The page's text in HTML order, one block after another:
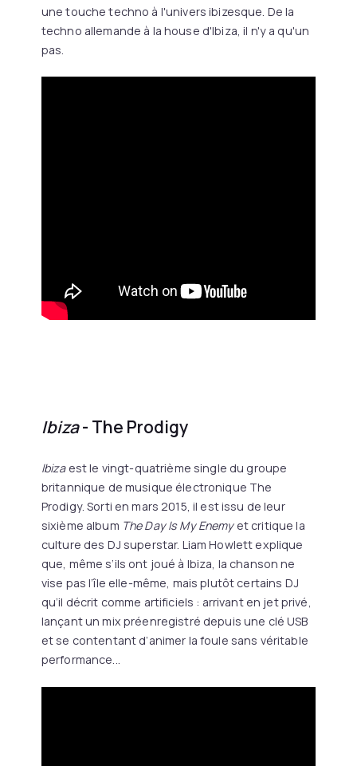
une touche techno à l'univers ibizesque. De la
techno allemande à la house d'Ibiza, il n'y a qu'un
pas.
Ibiza- The Prodigy
Ibiza est le vingt-quatrième single du groupe
britannique de musique électronique The
Prodigy. Sorti en mars 2015, il est issu de leur
sixième album The Day Is My Enemyet critique la
culture des DJ superstar. Liam Howlett explique
que, même s’ils ont joué à Ibiza, la chanson ne
vise pas l’île elle-même, mais plutôt certains DJ
qu’il décrit comme artificiels : arrivant en jet privé,
lançant un mix préenregistré depuis une clé USB
et se contentant d’animer la foule sans véritable
performance...